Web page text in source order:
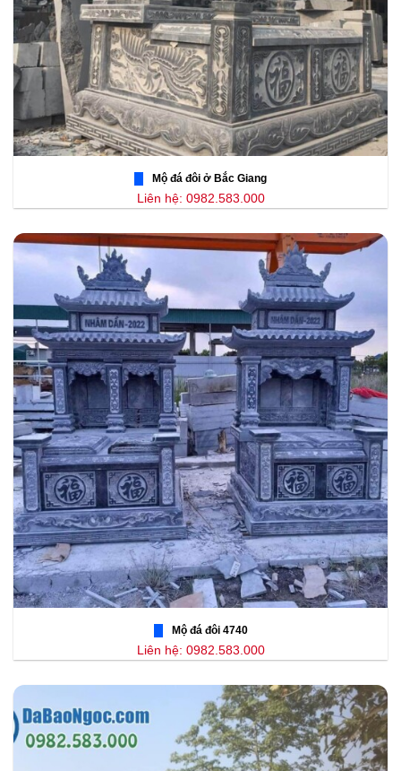
Mộ đá đôi ở Bắc Giang
Liên hệ: 0982.583.000
Mộ đá đôi 4740
Liên hệ: 0982.583.000